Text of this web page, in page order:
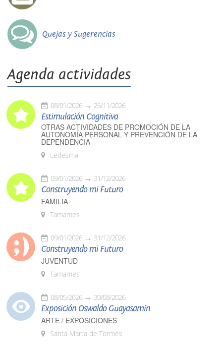
Quejas y Sugerencias
Agenda actividades
08/01/2026 26/11/2026
Estimulación Cognitiva
OTRAS ACTIVIDADES DE PROMOCIÓN DE LA
AUTONOMÍA PERSONAL Y PREVENCIÓN DE LA
DEPENDENCIA
Ledesma
09/01/2026 31/12/2026
Construyendo mi Futuro
FAMILIA
Tamames
09/01/2026 31/12/2026
Construyendo mi Futuro
JUVENTUD
Tamames
08/05/2026 30/08/2026
Exposición Oswaldo Guayasamín
ARTE / EXPOSICIONES
Santa Marta de Tormes